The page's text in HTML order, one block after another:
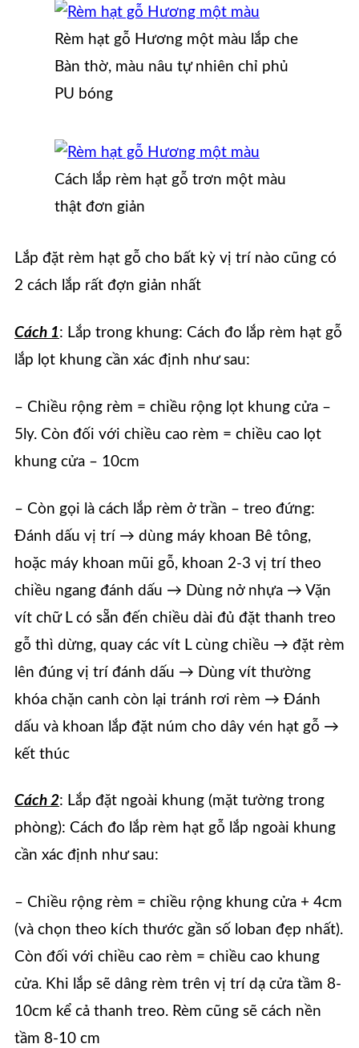
Rèm hạt gỗ Hương một màu lắp che
Bàn thờ, màu nâu tự nhiên chỉ phủ
PU bóng
Cách lắp rèm hạt gỗ trơn một màu
thật đơn giản
Lắp đặt rèm hạt gỗ cho bất kỳ vị trí nào cũng có
2 cách lắp rất đợn giản nhất
Cách 1: Lắp trong khung: Cách đo lắp rèm hạt gỗ
lắp lọt khung cần xác định như sau:
– Chiều rộng rèm = chiều rộng lọt khung cửa –
5ly. Còn đối với chiều cao rèm = chiều cao lọt
khung cửa – 10cm
– Còn gọi là cách lắp rèm ở trần – treo đứng:
Đánh dấu vị trí → dùng máy khoan Bê tông,
hoặc máy khoan mũi gỗ, khoan 2-3 vị trí theo
chiều ngang đánh dấu → Dùng nở nhựa → Vặn
vít chữ L có sẵn đến chiều dài đủ đặt thanh treo
gỗ thì dừng, quay các vít L cùng chiều → đặt rèm
lên đúng vị trí đánh dấu → Dùng vít thường
khóa chặn canh còn lại tránh rơi rèm → Đánh
dấu và khoan lắp đặt núm cho dây vén hạt gỗ →
kết thúc
Cách 2: Lắp đặt ngoài khung (mặt tường trong
phòng): Cách đo lắp rèm hạt gỗ lắp ngoài khung
cần xác định như sau:
– Chiều rộng rèm = chiều rộng khung cửa + 4cm
(và chọn theo kích thước gần số loban đẹp nhất).
Còn đối với chiều cao rèm = chiều cao khung
cửa. Khi lắp sẽ dâng rèm trên vị trí dạ cửa tầm 8-
10cm kể cả thanh treo. Rèm cũng sẽ cách nền
tầm 8-10 cm